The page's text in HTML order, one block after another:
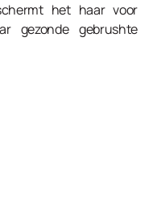
het haar voor
gezonde gebrushte